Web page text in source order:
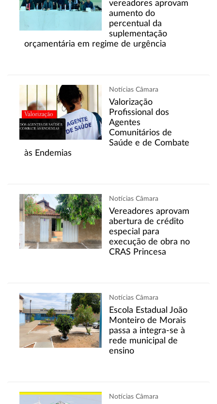
vereadores aprovam
aumento do
percentual da
suplementação
orçamentária em regime de urgência
Notícias Câmara
Valorização
Profissional dos
Agentes
Comunitários de
Saúde e de Combate
às Endemias
Notícias Câmara
Vereadores aprovam
abertura de crédito
especial para
execução de obra no
CRAS Princesa
Notícias Câmara
Escola Estadual João
Monteiro de Morais
passa a integra-se à
rede municipal de
ensino
Notícias Câmara